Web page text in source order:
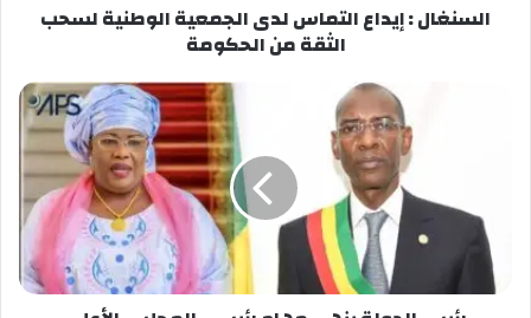
السنغال : إيداع التماس لدى الجمعية الوطنية لسحب
الثقة من الحكومة